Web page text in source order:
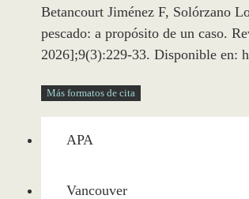
Betancourt Jiménez F, Solórzano
pescado: a propósito de un caso.
2026];9(3):229-33. Disponible en:
Más formatos de cita
APA
Vancouver